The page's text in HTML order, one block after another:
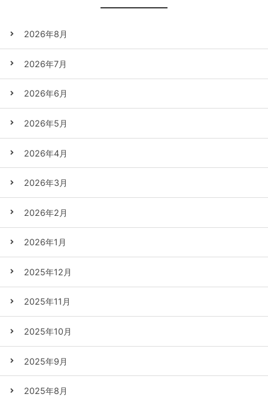
2026年8月
2026年7月
2026年6月
2026年5月
2026年4月
2026年3月
2026年2月
2026年1月
2025年12月
2025年11月
2025年10月
2025年9月
2025年8月